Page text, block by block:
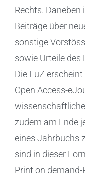
Rechts.
Beiträge über
sonstige
sowie Urteile des
Die EuZ
Open Access-
zudem am Ende
eines Jahrbuchs
sind in dieser
Print on